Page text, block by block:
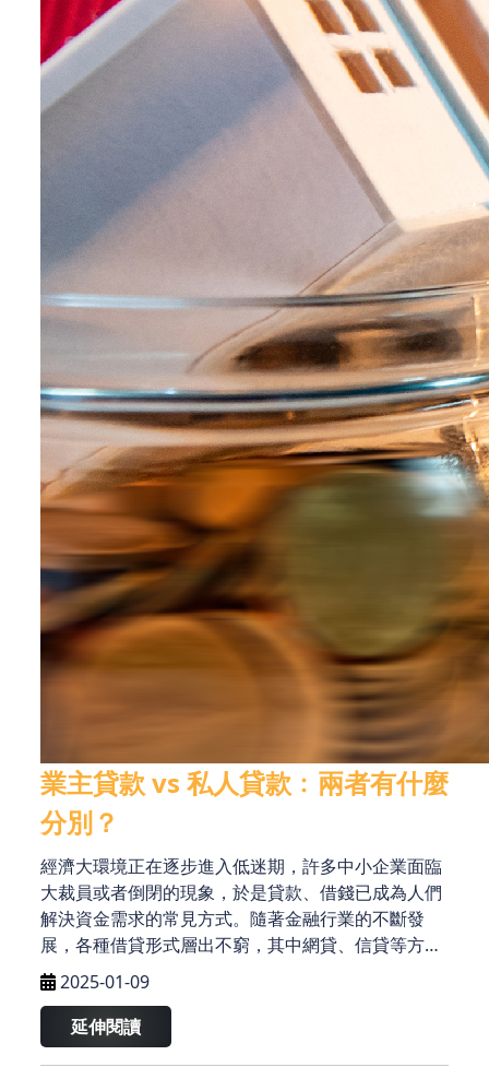
業主貸款 vs 私人貸款﹕兩者有什麼
分別？
經濟大環境正在逐步進入低迷期，許多中小企業面臨
大裁員或者倒閉的現象，於是貸款、借錢已成為人們
解決資金需求的常見方式。隨著金融行業的不斷發
展，各種借貸形式層出不窮，其中網貸、信貸等方式
更是為人們提供了更多選擇。而在眾多借貸形式中，
業主貸款和私人貸款的差異較量，尤為引人關注。
2025-01-09
延伸閱讀